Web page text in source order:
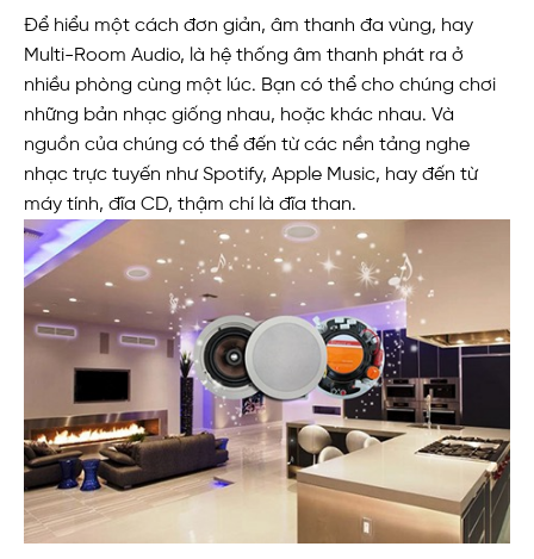
Để hiểu một cách đơn giản, âm thanh đa vùng, hay
Multi-Room Audio, là hệ thống âm thanh phát ra ở
nhiều phòng cùng một lúc. Bạn có thể cho chúng chơi
những bản nhạc giống nhau, hoặc khác nhau. Và
nguồn của chúng có thể đến từ các nền tảng nghe
nhạc trực tuyến như Spotify, Apple Music, hay đến từ
máy tính, đĩa CD, thậm chí là đĩa than.